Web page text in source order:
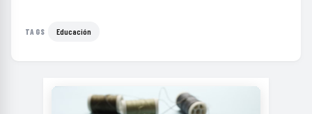
TAGS Educación